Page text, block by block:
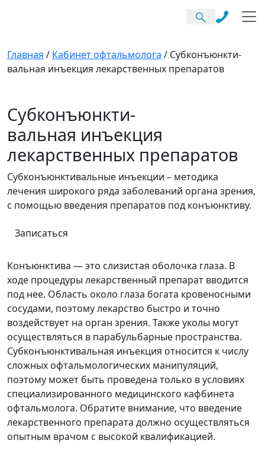
Главная / Кабинет офтальмолога / Субконъюнкти-
вальная инъекция лекарственных препаратов
Субконъюнкти-
вальная инъекция
лекарственных препаратов
Субконъюнктивальные инъекции – методика
лечения широкого ряда заболеваний органа зрения,
с помощью введения препаратов под конъюнктиву.
Записаться
Конъюнктива — это слизистая оболочка глаза. В
ходе процедуры лекарственный препарат вводится
под нее. Область около глаза богата кровеносными
сосудами, поэтому лекарство быстро и точно
воздействует на орган зрения. Также уколы могут
осуществляться в парабульбарные пространства.
Субконъюнктивальная инъекция относится к числу
сложных офтальмологических манипуляций,
поэтому может быть проведена только в условиях
специализированного медицинского кафбинета
офтальмолога. Обратите внимание, что введение
лекарственного препарата должно осуществляться
опытным врачом с высокой квалификацией.